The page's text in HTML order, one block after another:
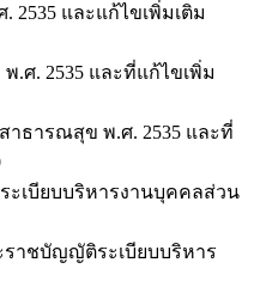
2535 และแก้ไขเพิ่มเติม
ศ. 2535 และที่แก้ไขเพิ่ม
ธารณสุข พ.ศ. 2535 และที่
เบียบบริหารงานบุคคลส่วน
าชบัญญัติระเบียบบริหาร